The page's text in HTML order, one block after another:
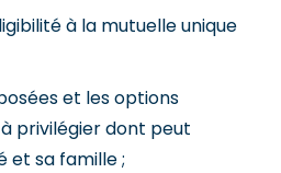
à la mutuelle unique
et les options
privilégier dont peut
et sa famille ;